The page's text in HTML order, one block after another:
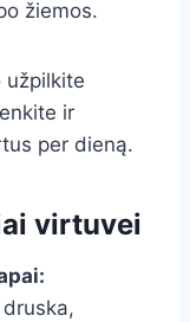
žiemos.
užpilkite
ir
per dieną.
virtuvei